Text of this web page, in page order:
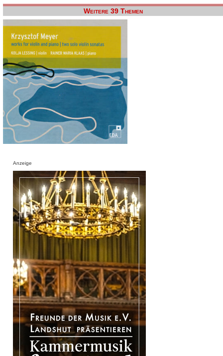
Weitere 39 Themen
Anzeige